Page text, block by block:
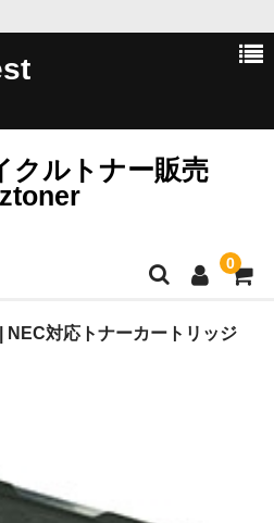
クルトナー販売
0
NEC対応トナーカートリッジ